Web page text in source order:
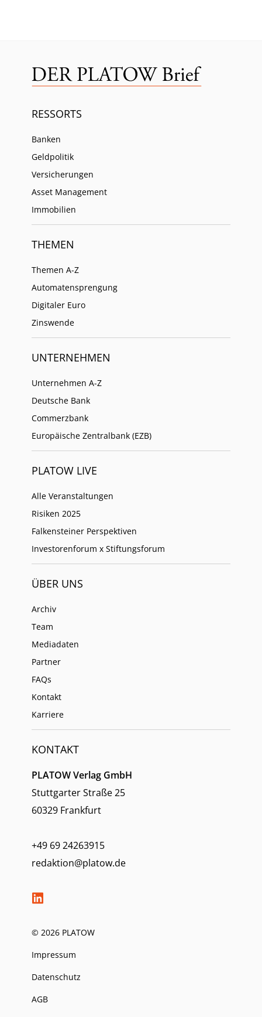
RESSORTS
Banken
Geldpolitik
Versicherungen
Asset Management
Immobilien
THEMEN
Themen A-Z
Automatensprengung
Digitaler Euro
Zinswende
UNTERNEHMEN
Unternehmen A-Z
Deutsche Bank
Commerzbank
Europäische Zentralbank (EZB)
PLATOW LIVE
Alle Veranstaltungen
Risiken 2025
Falkensteiner Perspektiven
Investorenforum x Stiftungsforum
ÜBER UNS
Archiv
Team
Mediadaten
Partner
FAQs
Kontakt
Karriere
KONTAKT
PLATOW Verlag GmbH
Stuttgarter Straße 25
60329 Frankfurt
+49 69 24263915
redaktion@platow.de
© 2026 PLATOW
Impressum
Datenschutz
AGB